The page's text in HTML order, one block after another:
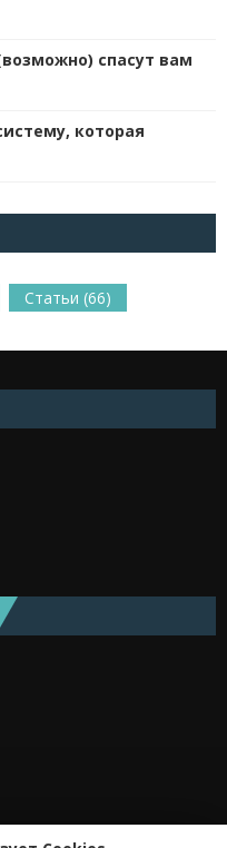
спасут вам
которая
Статьи (66)